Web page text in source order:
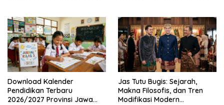
Legal
Download Kalender
Pendidikan Terbaru
2026/2027 Provinsi Jawa
Jas Tutu Bugis: Sejarah,
Makna Filosofis, dan Tren
Modifikasi Modern